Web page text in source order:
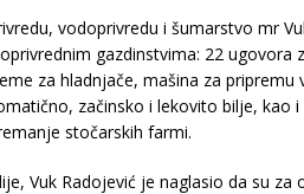
vodoprivredu i šumarstvo mr
gazdinstvima: 22 ugovora
za hladnjače, mašina za
začinsko i lekovito bilje, kao
stočarskih farmi.
Vuk Radojević je naglasio da su za